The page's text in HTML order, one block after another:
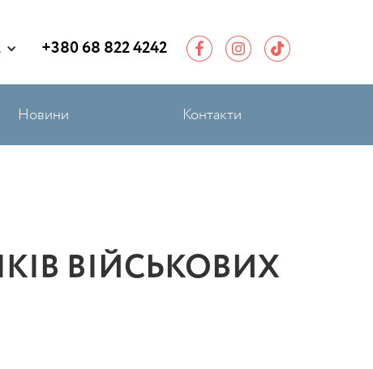
+380 68 822 4242
Новини Контакти
ВІЙСЬКОВИХ